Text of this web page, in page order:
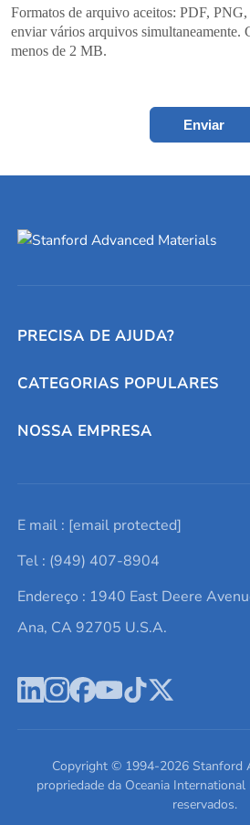
Formatos de arquivo aceitos: PDF,
enviar vários arquivos simultaneamente.
menos de 2 MB.
Enviar
PRECISA DE AJUDA?
Conversores e calculadoras
Entre em contato conosco
Lista de consultas
Termos e Condições
Política de Privacidade
CATEGORIAS POPULARES
Metais refratários
Elementos de terras raras
Alvos de pulverização catódica
Ácido hialurônico
NOSSA EMPRESA
Promoções atuais
Notícias e blogs
Estudos de caso
Escreva para nós
E mail : [email protected]
Tel : (949) 407-8904
Endereço : 1940 East Deere
Ana, CA 92705 U.S.A.
Copyright © 1994-2026Stanford
propriedade da Oceania
reservados.